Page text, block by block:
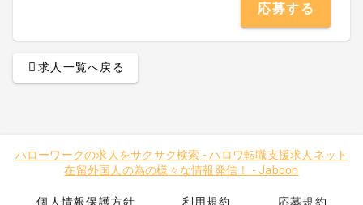
応募する
求人一覧へ戻る
ハローワークの求人をサクサク検索 -ハロワ転職支援求人ネット
在留外国人の為の様々な情報発信！
- Jaboon
個人情報保護方針 利用規約 応募規約